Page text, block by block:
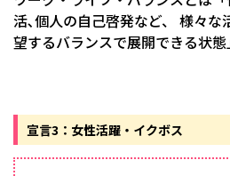
活､個人の自己啓発など、 様々な
望するバランスで展開できる状
宣言3：女性活躍・イクボス